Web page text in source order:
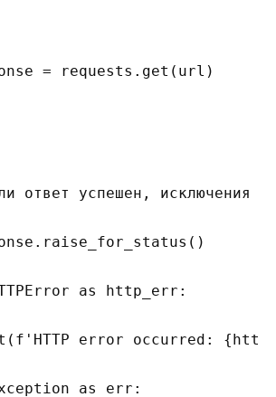
= requests.get(url)
успешен, исключения
as http_err:
error occurred:
as err: